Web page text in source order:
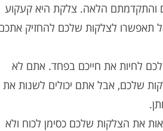
הלאה. צלקת היא קעקוע
תאפשרו לצלקות שלכם להחזיק
לחיות את חייכם בפחד. אתם לא
שלכם, אבל אתם יכולים לשנות את
את הצלקות שלכם כסימן לכוח ולא